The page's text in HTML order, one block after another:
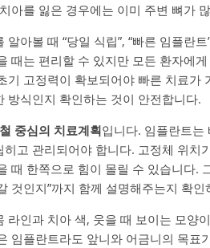
아를 잃은 경우에는 이미 주변 뼈가
아볼 때 “당일 식립”, “빠른 임플란
때는 편리할 수 있지만 모든 환자에
기 고정력이 확보되어야 빠른 치료
방식인지 확인하는 것이 안전합니다.
중심의 치료계획입니다. 임플란트는
고 관리되어야 합니다. 고정체 위
때 한쪽으로 힘이 몰릴 수 있습니다.
것인지”까지 함께 설명해주는지 확
라인과 치아 색, 웃을 때 보이는 모양
임플란트라도 앞니와 어금니의 목